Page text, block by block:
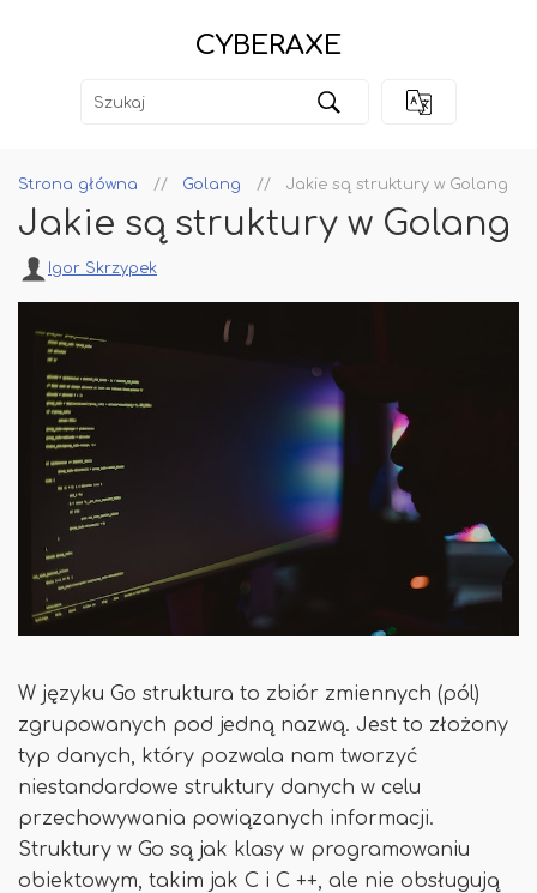
CYBERAXE
Strona główna Golang Jakie są struktury w Golang
Jakie są struktury w Golang
Igor Skrzypek
W języku Go struktura to zbiór zmiennych (pól)
zgrupowanych pod jedną nazwą. Jest to złożony
typ danych, który pozwala nam tworzyć
niestandardowe struktury danych w celu
przechowywania powiązanych informacji.
Struktury w Go są jak klasy w programowaniu
obiektowym, takim jak C i C ++, ale nie obsługują